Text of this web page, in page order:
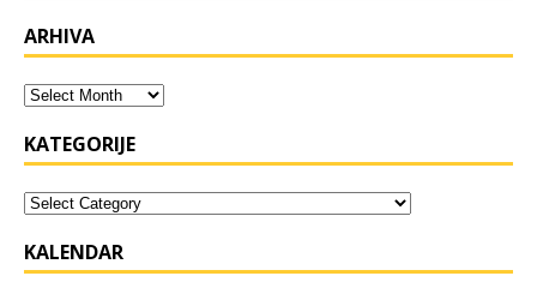
ARHIVA
KATEGORIJE
KALENDAR